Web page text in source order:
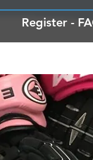
Register -